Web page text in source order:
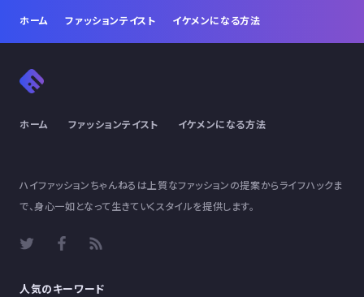
ホーム ファッションテイスト イケメンになる方法
ホーム ファッションテイスト イケメンになる方法
ハイファッションちゃんねるは上質なファッションの提案からライフハックま
で、身心一如となって生きていくスタイルを提供します。
人気のキーワード